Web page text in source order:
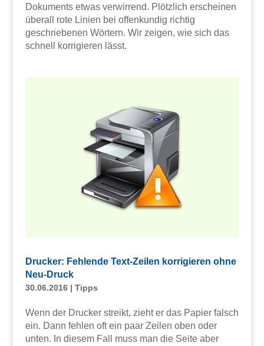
Dokuments etwas verwirrend. Plötzlich erscheinen
überall rote Linien bei offenkundig richtig
geschriebenen Wörtern. Wir zeigen, wie sich das
schnell korrigieren lässt.
Drucker: Fehlende Text-Zeilen korrigieren ohne
Neu-Druck
30.06.2016| Tipps
Wenn der Drucker streikt, zieht er das Papier falsch
ein. Dann fehlen oft ein paar Zeilen oben oder
unten. In diesem Fall muss man die Seite aber